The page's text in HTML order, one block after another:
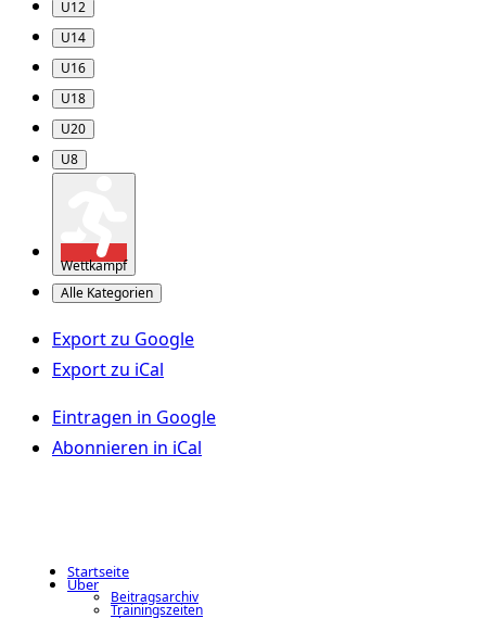
U12
U14
U16
U18
U20
U8
Wettkampf
Alle Kategorien
Export zu Google
Export zu iCal
Eintragen in Google
Abonnieren in iCal
Startseite
Über
Beitragsarchiv
Trainingszeiten